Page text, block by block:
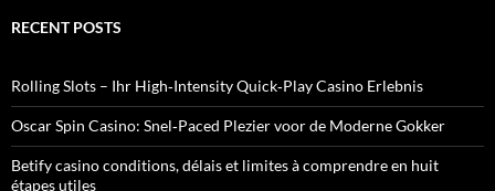
RECENT POSTS
Rolling Slots – Ihr High‑Intensity Quick‑Play Casino Erlebnis
Oscar Spin Casino: Snel‑Paced Plezier voor de Moderne Gokker
Betify casino conditions, délais et limites à comprendre en huit
étapes utiles